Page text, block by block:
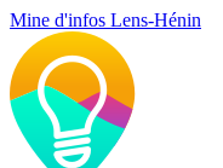
Mine d'infos Lens-Hénin